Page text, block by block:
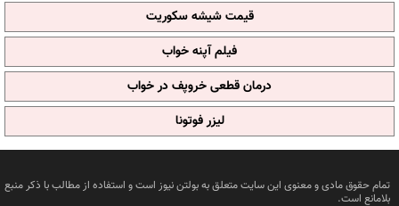
قیمت شیشه سکوریت
فیلم آپنه خواب
درمان قطعی خروپف در خواب
لیزر فوتونا
تمام حقوق مادی و معنوی این سایت متعلق به بولتن نیوز است و استفاده از مطالب با ذکر منبع
بلامانع است.